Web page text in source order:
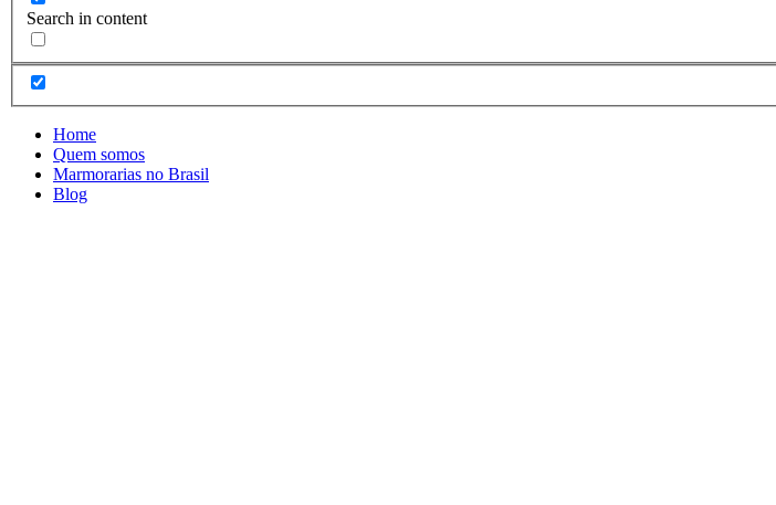
Search in content
Home
Quem somos
Marmorarias no Brasil
Blog